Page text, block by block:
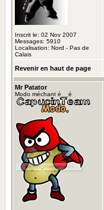
Inscrit le: 02 Nov 2007
Messages: 5910
Localisation: Nord - Pas de
Calais
Revenir en haut de page
Mr Patator
Modo méchant è__é